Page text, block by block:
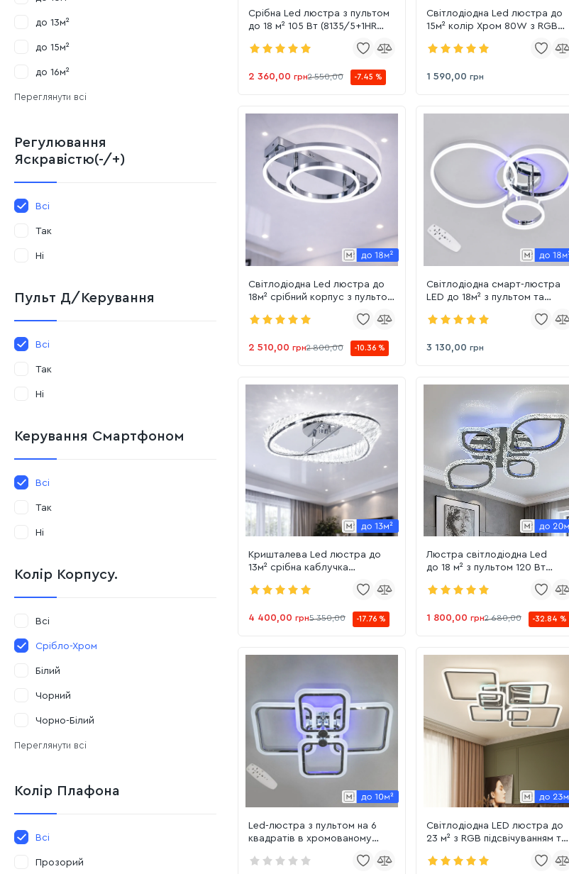
до 13м²
до 15м²
до 16м²
Переглянути всі
Регулювання
Яскравістю(-/+)
Всі
Так
Ні
Пульт Д/керування
Всі
Так
Ні
Керування Смартфоном
Всі
Так
Ні
Колір Корпусу.
Всі
Срібло-Хром
Білий
Чорний
Чорно-Білий
Переглянути всі
Колір Плафона
Всі
Прозорий
Срібна Led люстра з пультом
до 18 м² 105 Вт (8135/5+1HR
2 360,00 грн2 550,00 -7.45 %
Світлодіодна Led люстра до
15м² колір Хром 80W з RGB
(S8060/4HR LED 3color)
1 590,00 грн
Світлодіодна Led люстра до
18м² срібний корпус з пультом
dimmer)
2 510,00 грн2 800,00 -10.36 %
Світлодіодна смарт-люстра
LED до 18м² з пультом та
Aura Intellettuale (8174-
3 130,00 грн
Кришталева Led люстра до
13м² срібна каблучка
4 400,00 грн5 350,00 -17.76 %
Люстра світлодіодна Led
до 18 м² з пультом 120 Вт
срібло (VK39207/2+2+1 TL CR)
1 800,00 грн2 680,00 -32.84 %
Led-люстра з пультом на 6
квадратів в хромованому
LED 3color dimmer)
Світлодіодна LED люстра до
23 м² з RGB підсвічуванням та